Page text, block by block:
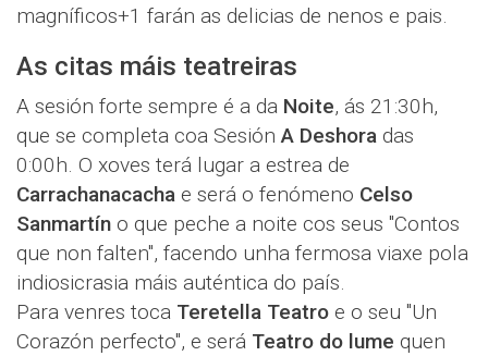
magníficos+1 farán as delicias de nenos e pais.
As citas máis teatreiras
A sesión forte sempre é a da Noite, ás 21:30h,
que se completa coa Sesión A Deshora das
0:00h. O xoves terá lugar a estrea de
Carrachanacacha e será o fenómeno Celso
Sanmartín o que peche a noite cos seus "Contos
que non falten", facendo unha fermosa viaxe pola
indiosicrasia máis auténtica do país.
Para venres toca Teretella Teatro e o seu "Un
Corazón perfecto", e será Teatro do lume quen